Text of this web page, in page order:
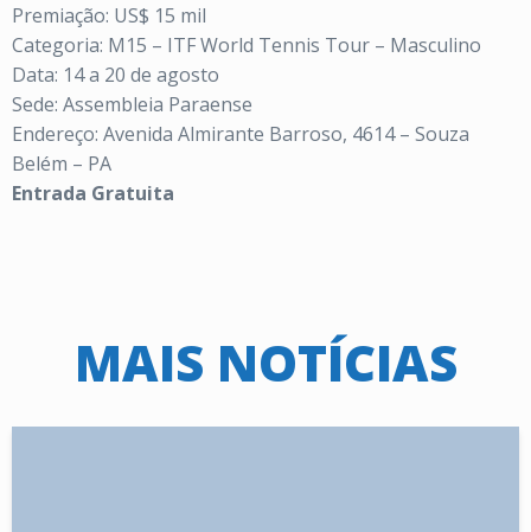
Premiação: US$ 15 mil
Categoria: M15 – ITF World Tennis Tour – Masculino
Data: 14 a 20 de agosto
Sede: Assembleia Paraense
Endereço: Avenida Almirante Barroso, 4614 – Souza
Belém – PA
Entrada Gratuita
MAIS NOTÍCIAS